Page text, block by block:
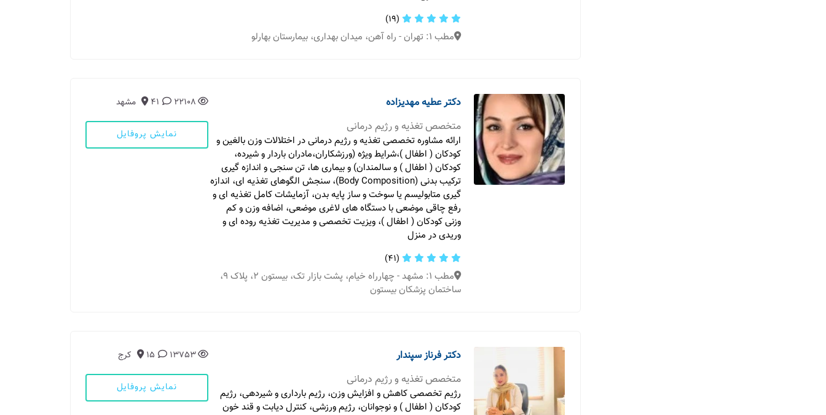
(19)
مطب 1: تهران - راه آهن، میدان بهداری، بیمارستان بهارلو
دکتر عطیه مهدیزاده
متخصص تغذیه و رژیم درمانی
ارائه مشاوره تخصصی تغذیه و رژیم درمانی در اختلالات وزن بالغین و
کودکان ( اطفال )،شرایط ویژه (ورزشکاران،مادران باردار و شیرده،
کودکان ( اطفال ) و سالمندان) و بیماری ها، تن سنجی و اندازه گیری
ترکیب بدنی (Body Composition)، سنجش الگوهای تغذیه ای، اندازه
گیری متابولیسم یا سوخت و ساز پایه بدن، آزمایشات کامل تغذیه ای و
رفع چاقی موضعی با دستگاه های لاغری موضعی، اضافه وزن و کم
وزنی کودکان ( اطفال )، ویزیت تخصصی و مدیریت تغذیه روده ای و
وریدی در منزل
(41)
مطب 1: مشهد - چهارراه خیام، پشت بازار تک، بیستون ۲، پلاک ۹،
ساختمان پزشکان بیستون
22108
41 مشهد
نمایش پروفایل
دکتر فرناز سپندار
متخصص تغذیه و رژیم درمانی
رژیم تخصصی کاهش و افزایش وزن، رژیم بارداری و شیردهی، رژیم
کودکان ( اطفال ) و نوجوانان، رژیم ورزشی، کنترل دیابت و قند خون
13753
15 کرج
نمایش پروفایل